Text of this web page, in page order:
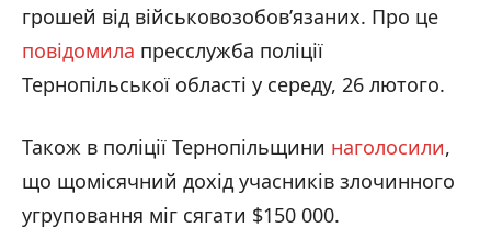
грошей від військовозобов’язаних. Про це
повідомила пресслужба поліції
Тернопільської області у середу, 26 лютого.
Також в поліції Тернопільщини наголосили,
що щомісячний дохід учасників злочинного
угруповання міг сягати $150 000.